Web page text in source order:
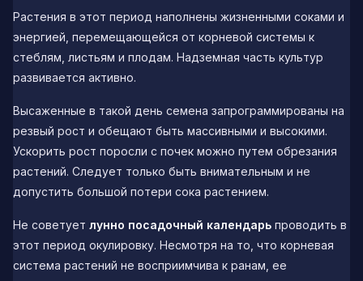
Растения в этот период наполнены жизненными соками и
энергией, перемещающейся от корневой системы к
стеблям, листьям и плодам. Надземная часть культур
развивается активно.
Высаженные в такой день семена запрограммированы на
резвый рост и обещают быть массивными и высокими.
Ускорить рост поросли с почек можно путем обрезания
растений. Следует только быть внимательным и не
допустить большой потери сока растением.
Не советует лунно посадочный календарь проводить в
этот период окулировку. Несмотря на то, что корневая
система растений не восприимчива к ранам, ее